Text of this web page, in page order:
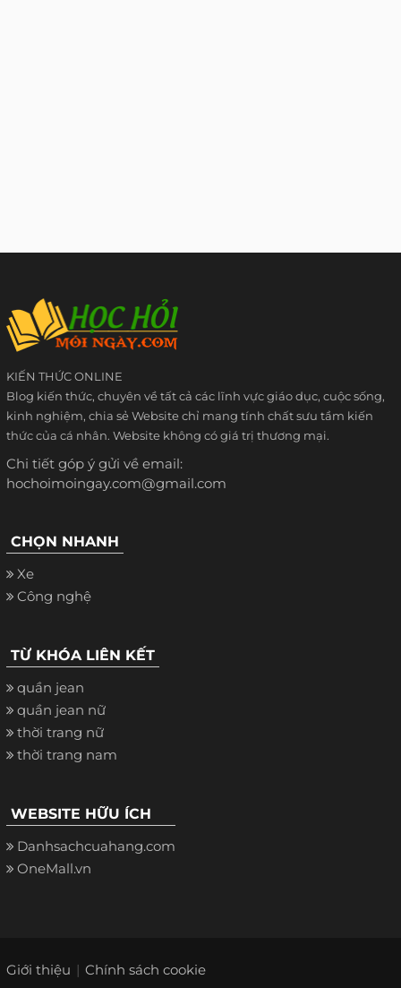
KIẾN THỨC ONLINE
Blog kiến thức, chuyên về tất cả các lĩnh vực giáo dục, cuộc sống,
kinh nghiệm, chia sẻ Website chỉ mang tính chất sưu tầm kiến
thức của cá nhân. Website không có giá trị thương mại.
Chi tiết góp ý gửi về email:
hochoimoingay.com@gmail.com
CHỌN NHANH
Xe
Công nghệ
TỪ KHÓA LIÊN KẾT
quần jean
quần jean nữ
thời trang nữ
thời trang nam
WEBSITE HỮU ÍCH
Danhsachcuahang.com
OneMall.vn
Giới thiệu Chính sách cookie